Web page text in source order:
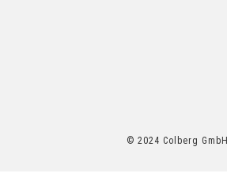
© 2024 Colberg GmbH